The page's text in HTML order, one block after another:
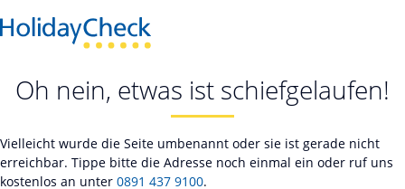
Oh nein, etwas ist schiefgelaufen!
Vielleicht wurde die Seite umbenannt oder sie ist gerade nicht
erreichbar. Tippe bitte die Adresse noch einmal ein oder ruf uns
kostenlos an unter 0891 437 9100.